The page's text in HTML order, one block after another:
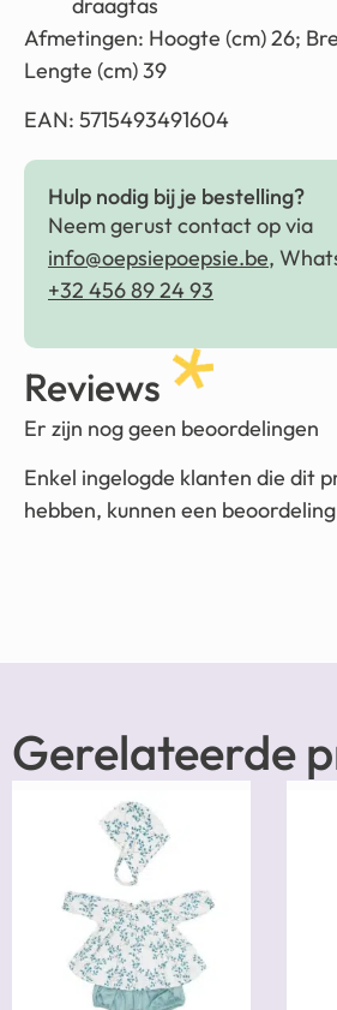
Afmetingen: Hoogte (cm) 26;
Lengte (cm) 39
EAN: 5715493491604
Hulp nodig bij je bestelling?
Neem gerust contact op via
info@oepsiepoepsie.be,
+32 456 89 24 93
Reviews
Er zijn nog geen beoordelingen
Enkel ingelogde klanten die dit
hebben, kunnen een
Gerelateerde